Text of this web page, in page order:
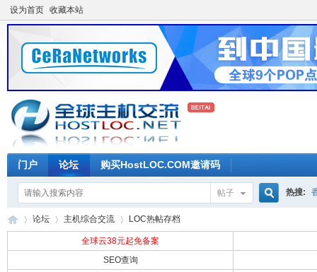
设为首页 收藏本站
门户 论坛 购买HostLOC.COM邀请码
帖子 热搜:
论坛 主机综合交流 LOC热帖存档
全球云38元起免备案
SEO查询